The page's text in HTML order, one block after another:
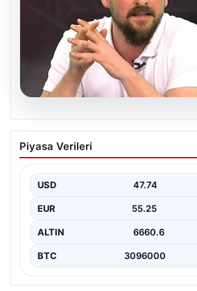
06.08.2026
Transfer Krizi
Burhan Can Terzi
Galatasaray Spor Kulübü,
iddialar nedeniyle…
Piyasa Verileri
USD 47.74
EUR 55.25
ALTIN 6660.6
BTC 3096000